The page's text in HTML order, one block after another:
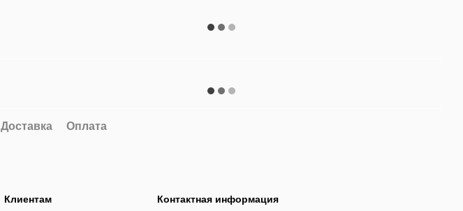
Доставка Оплата
Клиентам Контактная информация